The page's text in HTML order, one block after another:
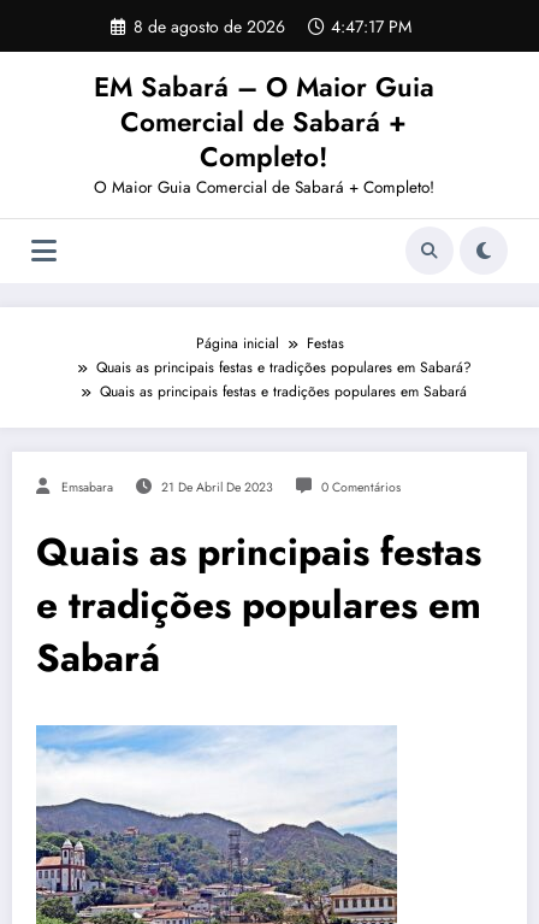
o
8 de agosto de 2026 4:47:17 PM
EM Sabará – O Maior Guia
Comercial de Sabará +
Completo!
O Maior Guia Comercial de Sabará + Completo!
Página inicial
Festas
Quais as principais festas e tradições populares em Sabará?
Quais as principais festas e tradições populares em Sabará
Emsabara 21 De Abril De 2023 0 Comentários
Quais as principais festas
e tradições populares em
Sabará